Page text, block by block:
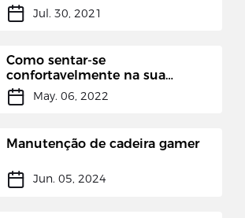
Jul. 30, 2021
Como sentar-se
confortavelmente na sua
cadeira de jogo
May. 06, 2022
Manutenção de cadeira gamer
Jun. 05, 2024